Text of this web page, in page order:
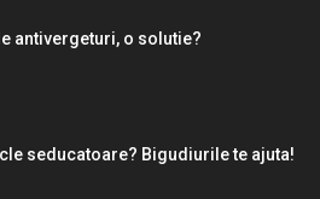
antivergeturi, o solutie?
seducatoare? Bigudiurile te ajuta!